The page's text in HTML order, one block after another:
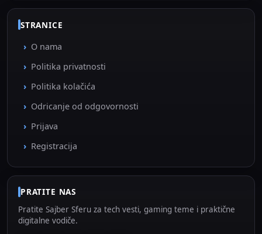
STRANICE
O nama
Politika privatnosti
Politika kolačića
Odricanje od odgovornosti
Prijava
Registracija
PRATITE NAS
Pratite Sajber Sferu za tech vesti, gaming teme i praktične
digitalne vodiče.